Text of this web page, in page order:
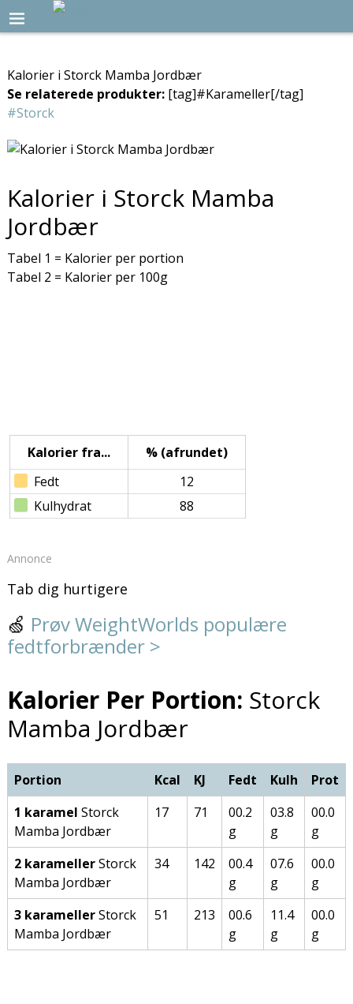
Kalorier i Storck Mamba Jordbær
Se relaterede produkter:[tag]#Karameller[/tag]
#Storck
Kalorier i Storck Mamba
Jordbær
Tabel 1 = Kalorier per portion
Tabel 2 = Kalorier per 100g
Kalorier fra...
% (afrundet)
Fedt
12
Kulhydrat
88
Annonce
Tab dig hurtigere
🍏 Prøv WeightWorlds populære
fedtforbrænder >
Kalorier Per Portion: Storck
Mamba Jordbær
Portion Kcal KJ Fedt Kulh
Prot
1 karamel Storck
Mamba Jordbær
17 71
00.2
g
03.8
g
00.0
g
2 karamellerStorck
Mamba Jordbær
34 142
00.4
g
07.6
g
00.0
g
3 karamellerStorck
Mamba Jordbær
51 213
00.6
g
11.4
g
00.0
g